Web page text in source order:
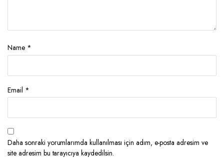
Name *
Email *
Daha sonraki yorumlarımda kullanılması için adım, e-posta adresim ve
site adresim bu tarayıcıya kaydedilsin.